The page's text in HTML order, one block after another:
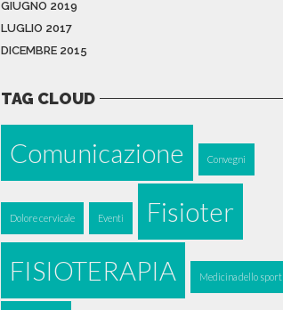
GIUGNO 2019
LUGLIO 2017
DICEMBRE 2015
TAG CLOUD
Comunicazione Convegni
Dolore cervicale Eventi
Fisioter
FISIOTERAPIA
Medicina dello sport